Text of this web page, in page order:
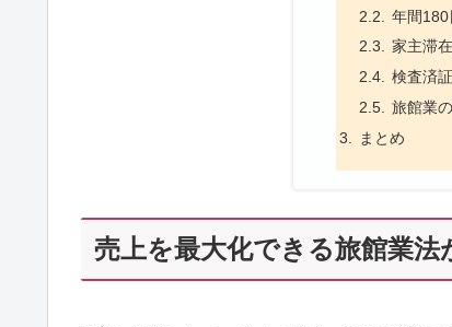
年間180
家主滞
検査済
旅館業
まとめ
売上を最大化できる旅館業法